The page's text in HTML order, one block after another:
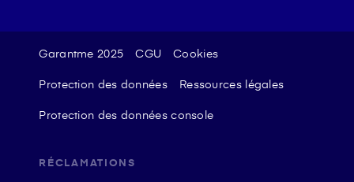
Garantme 2025 CGU Cookies
Protection des données Ressources légales
Protection des données console
RÉCLAMATIONS